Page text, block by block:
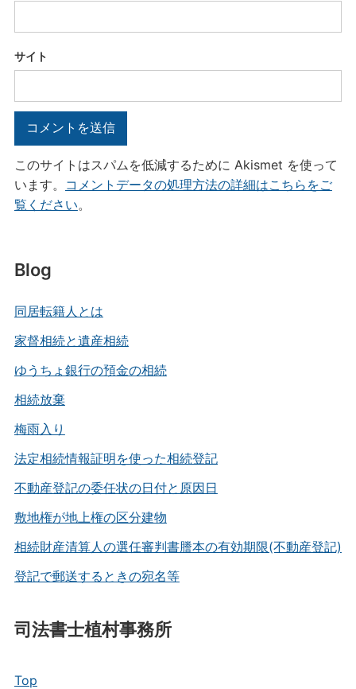
Blog
同居転籍人とは
家督相続と遺産相続
ゆうちょ銀行の預金の相続
相続放棄
梅雨入り
法定相続情報証明を使った相続登記
不動産登記の委任状の日付と原因日
敷地権が地上権の区分建物
相続財産清算人の選任審判書謄本の有効期限(不動産登記)
登記で郵送するときの宛名等
司法書士植村事務所
Top
サイト
このサイトはスパムを低減するために Akismet を使って
います。
コメントデータの処理方法の詳細はこちらをご
覧ください。